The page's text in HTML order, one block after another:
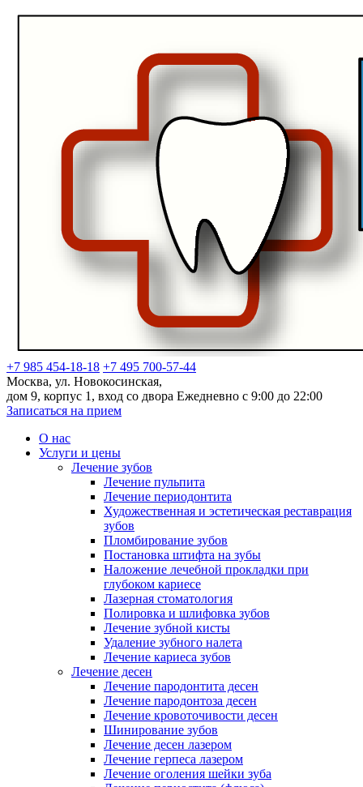
+7 985 454-18-18 +7 495 700-57-44
Москва, ул. Новокосинская,
дом 9, корпус 1, вход со двора Ежедневно с 9:00 до 22:00
Записаться на прием
О нас
Услуги и цены
Лечение зубов
Лечение пульпита
Лечение периодонтита
Художественная и эстетическая реставрация
зубов
Пломбирование зубов
Постановка штифта на зубы
Наложение лечебной прокладки при
глубоком кариесе
Лазерная стоматология
Полировка и шлифовка зубов
Лечение зубной кисты
Удаление зубного налета
Лечение кариеса зубов
Лечение десен
Лечение пародонтита десен
Лечение пародонтоза десен
Лечение кровоточивости десен
Шинирование зубов
Лечение десен лазером
Лечение герпеса лазером
Лечение оголения шейки зуба